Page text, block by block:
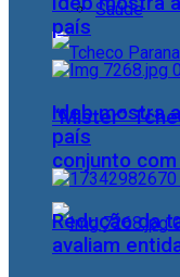
Saúde
“Mister”
conjunto
país
Ideb mostra
país
Redução da
avaliam